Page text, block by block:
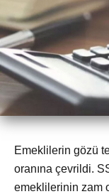
Emeklilerin gözü
oranına çevrildi.
emeklilerinin zam